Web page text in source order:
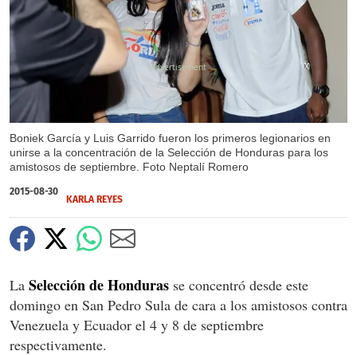
Boniek García y Luis Garrido fueron los primeros legionarios en
unirse a la concentración de la Selección de Honduras para los
amistosos de septiembre. Foto Neptalí Romero
X
X
X
2015-08-30
KARLA REYES
La Selección de Honduras se concentró desde este
domingo en San Pedro Sula de cara a los amistosos contra
Venezuela y Ecuador el 4 y 8 de septiembre
respectivamente.